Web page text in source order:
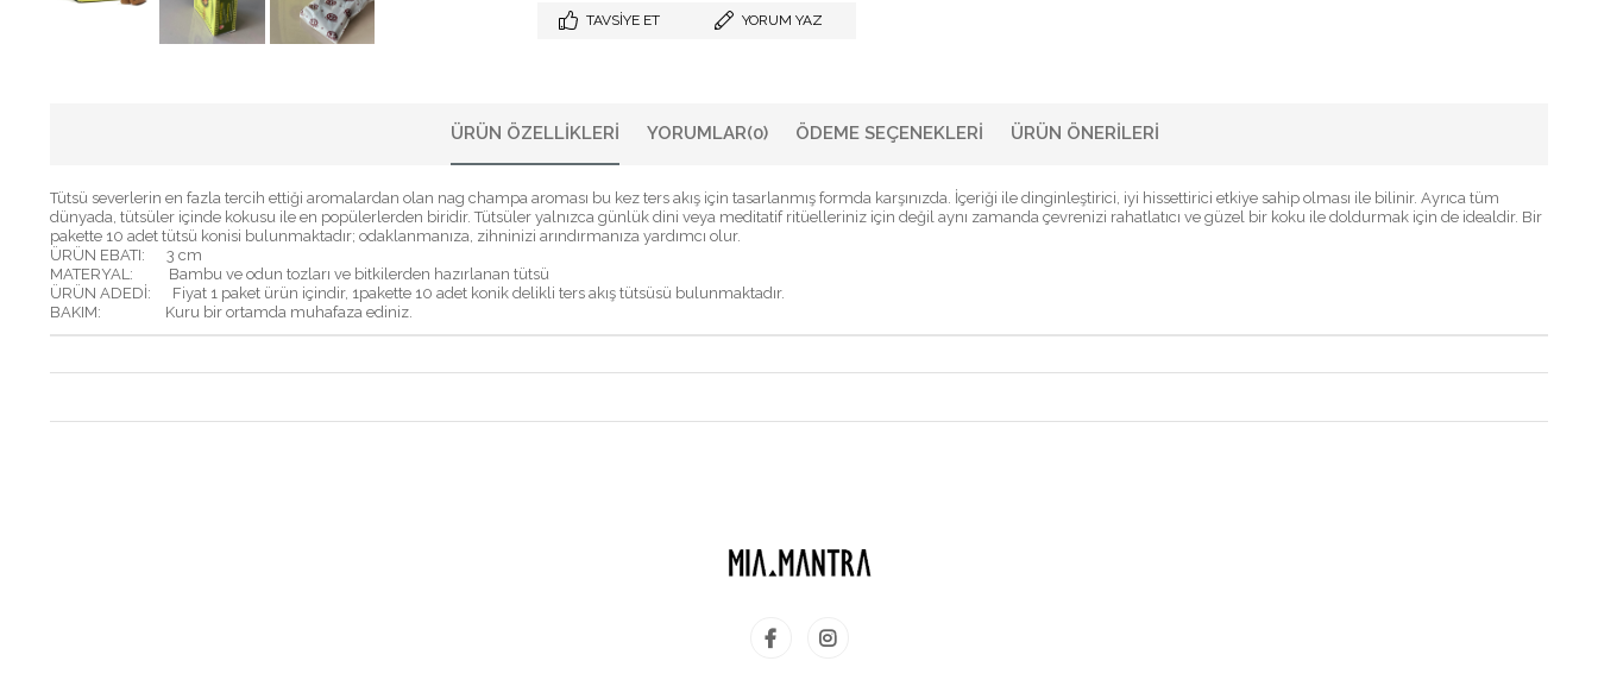
TAVSIYE ET YORUM YAZ
ÜRÜN ÖZELLIKLERI YORUMLAR(0) ÖDEME SEÇENEKLERI ÜRÜN ÖNERILERI
Tütsü severlerin en fazla tercih ettiği aromalardan olan nag champa aroması bu kez ters akış için tasarlanmış formda karşınızda. İçeriği ile dinginleştirici, iyi hissettirici etkiye sahip olması ile bilinir. Ayrıca tüm
dünyada, tütsüler içinde kokusu ile en popülerlerden biridir. Tütsüler yalnızca günlük dini veya meditatif ritüelleriniz için değil aynı zamanda çevrenizi rahatlatıcı ve güzel bir koku ile doldurmak için de idealdir. Bir
pakette 10 adet tütsü konisi bulunmaktadır; odaklanmanıza, zihninizi arındırmanıza yardımcı olur.
ÜRÜN EBATI: 3 cm
MATERYAL: Bambu ve odun tozları ve bitkilerden hazırlanan tütsü
ÜRÜN ADEDİ: Fiyat 1 paket ürün içindir, 1pakette 10 adet konik delikli ters akış tütsüsü bulunmaktadır.
BAKIM: Kuru bir ortamda muhafaza ediniz.